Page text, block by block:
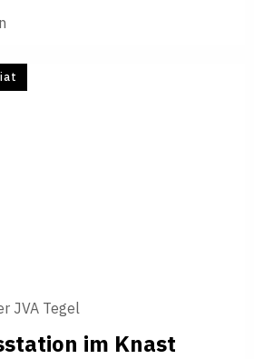
JVA Tegel
im Knast